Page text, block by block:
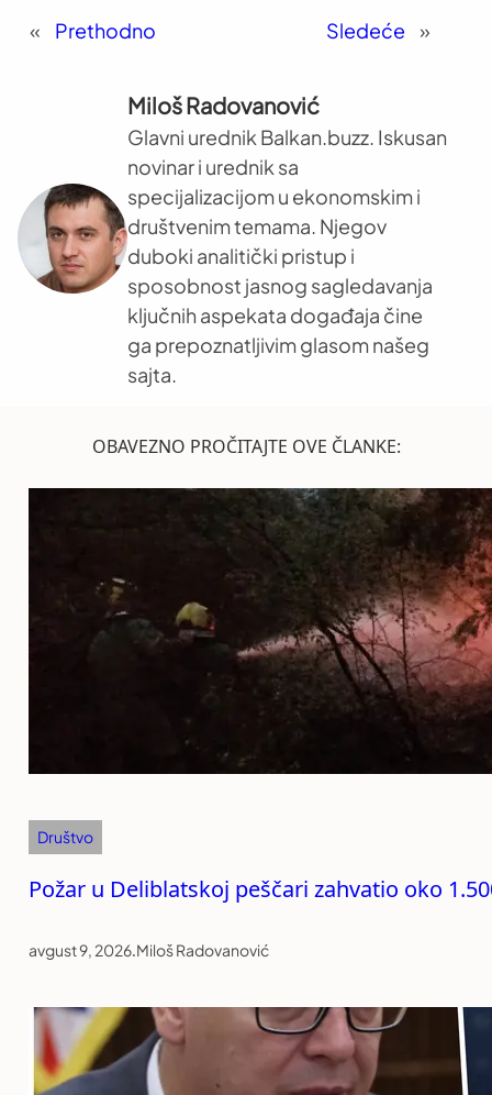
« Prethodno Sledeće »
Miloš Radovanović
Glavni urednik Balkan.buzz. Iskusan
novinar i urednik sa
specijalizacijom u ekonomskim i
društvenim temama. Njegov
duboki analitički pristup i
sposobnost jasnog sagledavanja
ključnih aspekata događaja čine
ga prepoznatljivim glasom našeg
sajta.
OBAVEZNO PROČITAJTE OVE ČLANKE:
Društvo
Požar u Deliblatskoj peščari zahvatio oko
avgust 9, 2026.Miloš Radovanović